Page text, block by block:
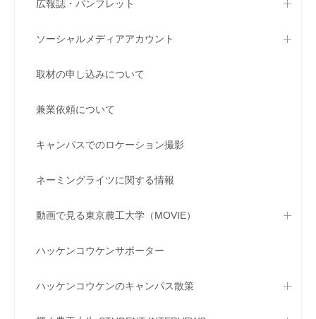
広報誌・パンフレット
ソーシャルメディアアカウント
取材の申し込みについて
兼業依頼について
キャンパスでのロケーション撮影
ネーミングライツに関する情報
動画で見る東京農工大学（MOVIE）
ハッケンコウケンサポーター
ハッケンコウケンのキャンパス散策